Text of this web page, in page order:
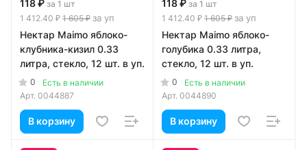
118 ₽ за 1 шт
1 412.40 ₽ 1 605 ₽ за уп
Нектар Maimo яблоко-
клубника-кизил 0.33
литра, стекло, 12 шт. в уп.
0
Есть в наличии
Арт. 0044887
В корзину
118 ₽ за 1 шт
1 412.40 ₽ 1 605 ₽ за уп
Нектар Maimo яблоко-
голубика 0.33 литра,
стекло, 12 шт. в уп.
0
Есть в наличии
Арт. 0044890
В корзину